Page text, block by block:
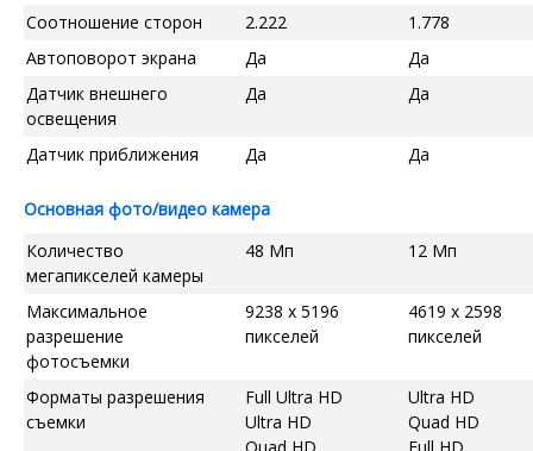
Соотношение сторон 2.222
1.778
Автоповорот экрана
Да
Да
Датчик внешнего
освещения
Да Да
Датчик приближения Да Да
Основная фото/видео камера
Количество
мегапикселей камеры
48 Мп 12 Мп
Максимальное
разрешение
фотосъемки
9238 x 5196
пикселей
4619 x 2598
пикселей
Форматы разрешения
съемки
Full Ultra HD
Ultra HD
Ultra HD
Quad HD